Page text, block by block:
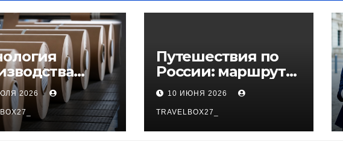
и
из
2026
Путешествия по
России: маршруты,
регионы и
особенности
поездок
10 ИЮНЯ 2026
TRAVELBOX27_